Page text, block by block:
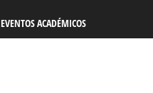
EVENTOS ACADÉMICOS